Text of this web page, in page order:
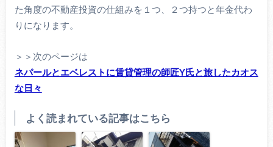
た角度の不動産投資の仕組みを１つ、２つ持つと年金代わ
りになります。
＞＞次のページは
ネパールとエベレストに賃貸管理の師匠Y氏と旅したカオス
な日々
よく読まれている記事はこちら